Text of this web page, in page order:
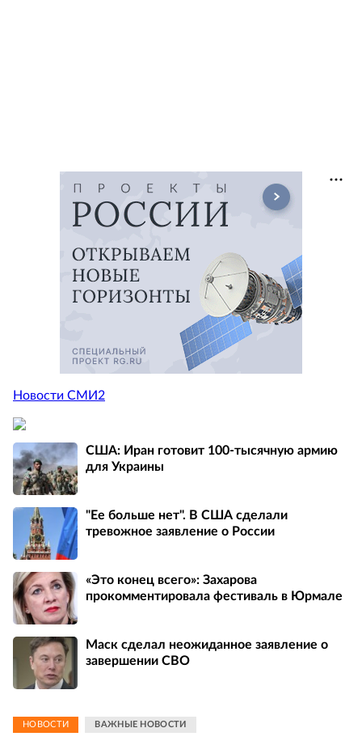
Новости СМИ2
США: Иран готовит 100-тысячную армию
для Украины
"Ее больше нет". В США сделали
тревожное заявление о России
«Это конец всего»: Захарова
прокомментировала фестиваль в Юрмале
Маск сделал неожиданное заявление о
завершении СВО
НОВОСТИ ВАЖНЫЕ НОВОСТИ